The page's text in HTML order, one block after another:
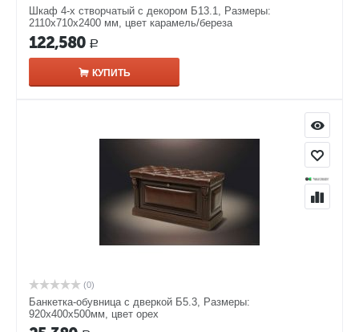
Шкаф 4-х створчатый с декором Б13.1, Размеры:
2110х710х2400 мм, цвет карамель/береза
122,580 Р
КУПИТЬ
(0)
Банкетка-обувница с дверкой Б5.3, Размеры:
920х400х500мм, цвет орех